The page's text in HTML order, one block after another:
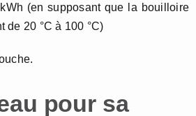
(en supposant que la bouilloire
de 20 °C à 100 °C)
pour sa